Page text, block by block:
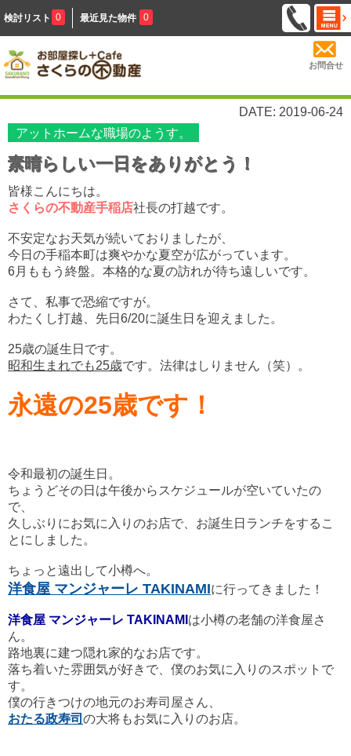
検討リスト 0 最近見た物件 0
お問合せ
DATE: 2019-06-24
アットホームな職場のようす。
素晴らしい一日をありがとう！
皆様こんにちは。
さくらの不動産手稲店社長の打越です。
不安定なお天気が続いておりましたが、
今日の手稲本町は爽やかな夏空が広がっています。
6月ももう終盤。本格的な夏の訪れが待ち遠しいです。
さて、私事で恐縮ですが。
わたくし打越、先日6/20に誕生日を迎えました。
25歳の誕生日です。
昭和生まれでも25歳です。法律はしりません（笑）。
永遠の25歳です！
令和最初の誕生日。
ちょうどその日は午後からスケジュールが空いていたの
で、
久しぶりにお気に入りのお店で、お誕生日ランチをするこ
とにしました。
ちょっと遠出して小樽へ。
洋食屋 マンジャーレ TAKINAMIに行ってきました！
洋食屋 マンジャーレ TAKINAMI は小樽の老舗の洋食屋さ
ん。
路地裏に建つ隠れ家的なお店です。
落ち着いた雰囲気が好きで、僕のお気に入りのスポットで
す。
僕の行きつけの地元のお寿司屋さん、
おたる政寿司 の大将もお気に入りのお店。